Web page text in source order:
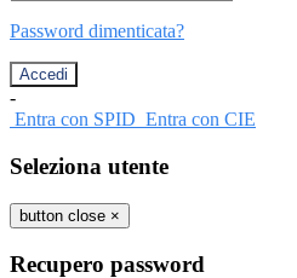
Password dimenticata?
-
Entra con SPID Entra con CIE
Seleziona utente
button close ×
Recupero password